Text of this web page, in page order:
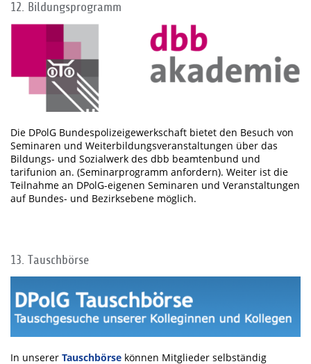
12. Bildungsprogramm
Die DPolG Bundespolizeigewerkschaft bietet den Besuch von
Seminaren und Weiterbildungsveranstaltungen über das
Bildungs- und Sozialwerk des dbb beamtenbund und
tarifunion an. (Seminarprogramm anfordern). Weiter ist die
Teilnahme an DPolG-eigenen Seminaren und Veranstaltungen
auf Bundes- und Bezirksebene möglich.
13. Tauschbörse
In unserer Tauschbörse können Mitglieder selbständig